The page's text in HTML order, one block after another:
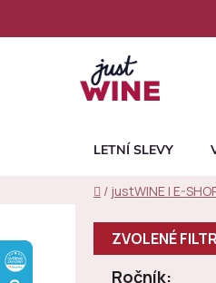
LETNÍ SLEVY
Domů
/ justWINE | E-
Ročník